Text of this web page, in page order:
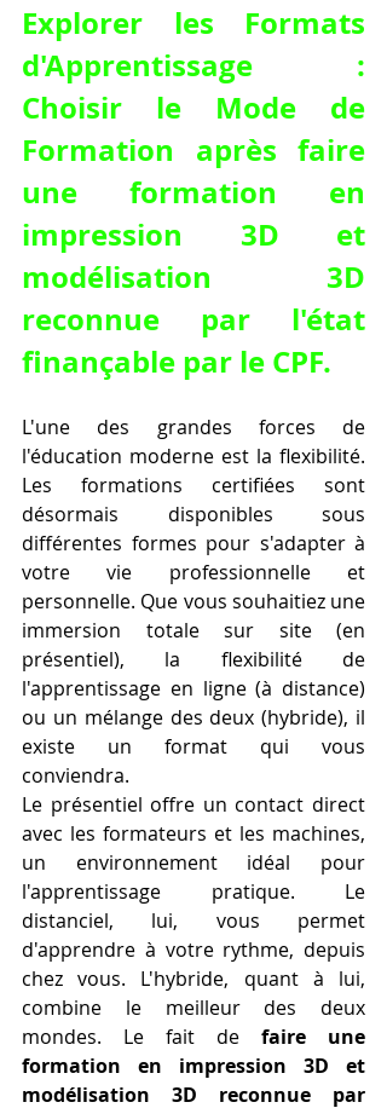
Explorer les Formats
d'Apprentissage :
Choisir le Mode de
Formation après faire
une formation en
impression 3D et
modélisation 3D
reconnue par l'état
finançable par le CPF.
L'une des grandes forces de
l'éducation moderne est la flexibilité.
Les formations certifiées sont
désormais disponibles sous
différentes formes pour s'adapter à
votre vie professionnelle et
personnelle. Que vous souhaitiez une
immersion totale sur site (en
présentiel), la flexibilité de
l'apprentissage en ligne (à distance)
ou un mélange des deux (hybride), il
existe un format qui vous
conviendra.
Le présentiel offre un contact direct
avec les formateurs et les machines,
un environnement idéal pour
l'apprentissage pratique. Le
distanciel, lui, vous permet
d'apprendre à votre rythme, depuis
chez vous. L'hybride, quant à lui,
combine le meilleur des deux
mondes. Le fait de faire une
formation en impression 3D et
modélisation 3D reconnue par